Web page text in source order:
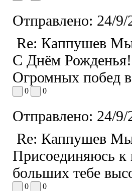
Отправлено: 24/
Re: Каппушев
С Днём
Огромных побед
0 0
Отправлено: 24/
Re: Каппушев
Присоединяюсь к
больших тебе
0 0